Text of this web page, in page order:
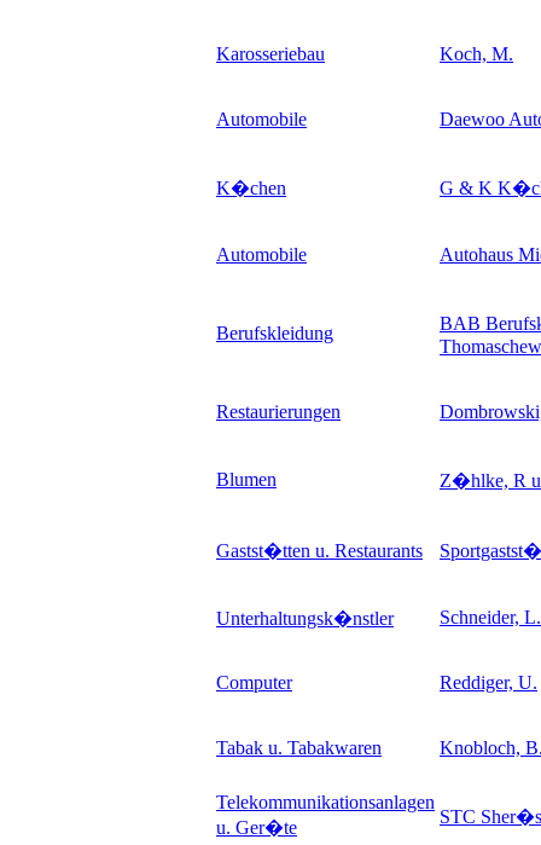
Karosseriebau Koch, M.
Automobile Daewoo
K�chen G & K
Automobile Autohaus
Berufskleidung
BAB
Restaurierungen
Blumen Z�hlke, R
Gastst�tten u. Restaurants
Unterhaltungsk�nstler Schneider, L.
Computer Reddiger, U.
Tabak u. Tabakwaren Knobloch,
Telekommunikationsanlagen
u. Ger�te
STC